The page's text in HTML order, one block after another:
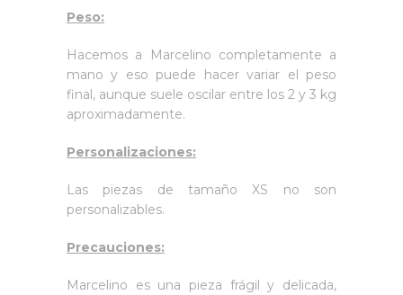
Peso:
Hacemos a Marcelino completamente a
mano y eso puede hacer variar el peso
final, aunque suele oscilar entre los 2 y 3 kg
aproximadamente.
Personalizaciones:
Las piezas de tamaño XS no son
personalizables.
Precauciones:
Marcelino es una pieza frágil y delicada,